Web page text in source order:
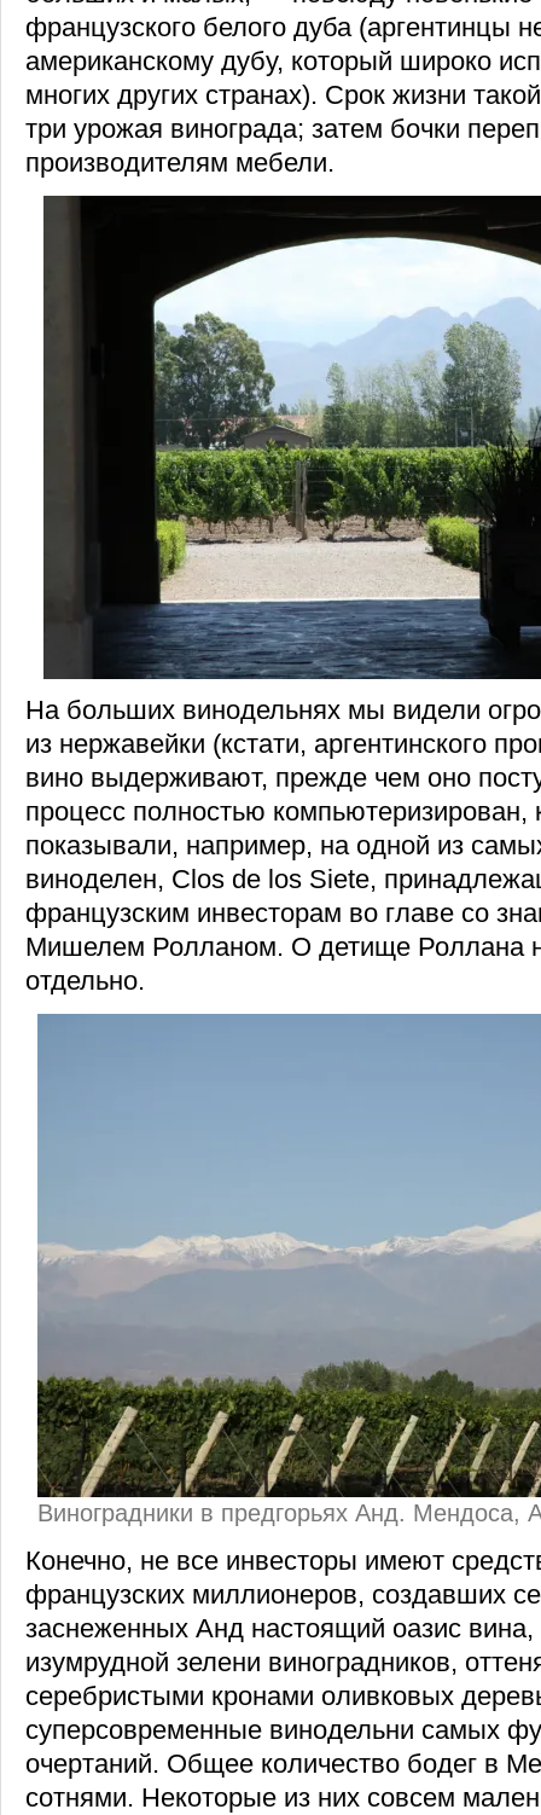
французского белого дуба (аргентинцы
американскому дубу, который широко
многих других странах). Срок жизни
три урожая винограда; затем бочки
производителям мебели.
На больших винодельнях мы видели
из нержавейки (кстати, аргентинского
вино выдерживают, прежде чем оно
процесс полностью компьютеризирован,
показывали, например, на одной из
виноделен, Clos de los Siete,
французским инвесторам во главе со
Мишелем Ролланом. О детище Роллана
отдельно.
Виноградники в предгорьях Анд. Мендоса,
Конечно, не все инвесторы имеют
французских миллионеров, создавших
заснеженных Анд настоящий оазис
изумрудной зелени виноградников,
серебристыми кронами оливковых
суперсовременные винодельни самых
очертаний. Общее количество бодег в
сотнями. Некоторые из них совсем